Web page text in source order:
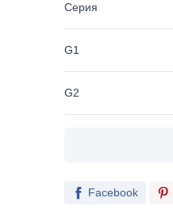
Серия
G1
G2
Facebook